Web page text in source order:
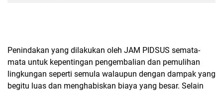
Penindakan yang dilakukan oleh JAM PIDSUS semata-
mata untuk kepentingan pengembalian dan pemulihan
lingkungan seperti semula walaupun dengan dampak yang
begitu luas dan menghabiskan biaya yang besar. Selain